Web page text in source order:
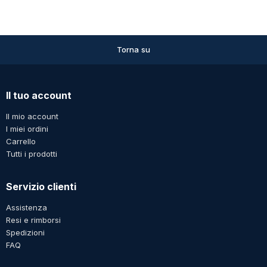
Torna su
Il tuo account
Il mio account
I miei ordini
Carrello
Tutti i prodotti
Servizio clienti
Assistenza
Resi e rimborsi
Spedizioni
FAQ